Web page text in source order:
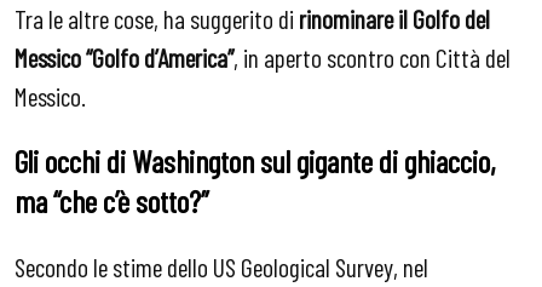
Tra le altre cose, ha suggerito di rinominare il Golfo del
Messico “Golfo d’America”, in aperto scontro con Città del
Messico​.
Gli occhi di Washington sul gigante di ghiaccio,
ma “che c’è sotto?”
Secondo le stime dello US Geological Survey, nel